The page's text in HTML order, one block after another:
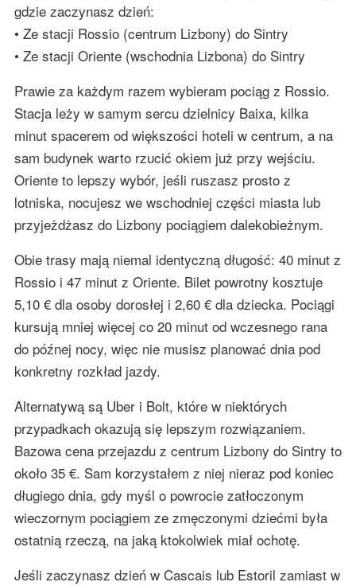
gdzie zaczynasz dzień:
• Ze stacji Rossio (centrum Lizbony) do Sintry
• Ze stacji Oriente (wschodnia Lizbona) do Sintry
Prawie za każdym razem wybieram pociąg z Rossio.
Stacja leży w samym sercu dzielnicy Baixa, kilka
minut spacerem od większości hoteli w centrum, a na
sam budynek warto rzucić okiem już przy wejściu.
Oriente to lepszy wybór, jeśli ruszasz prosto z
lotniska, nocujesz we wschodniej części miasta lub
przyjeżdżasz do Lizbony pociągiem dalekobieżnym.
Obie trasy mają niemal identyczną długość: 40 minut z
Rossio i 47 minut z Oriente. Bilet powrotny kosztuje
5,10 € dla osoby dorosłej i 2,60 € dla dziecka. Pociągi
kursują mniej więcej co 20 minut od wczesnego rana
do późnej nocy, więc nie musisz planować dnia pod
konkretny rozkład jazdy.
Alternatywą są Uber i Bolt, które w niektórych
przypadkach okazują się lepszym rozwiązaniem.
Bazowa cena przejazdu z centrum Lizbony do Sintry to
około 35 €. Sam korzystałem z niej nieraz pod koniec
długiego dnia, gdy myśl o powrocie zatłoczonym
wieczornym pociągiem ze zmęczonymi dziećmi była
ostatnią rzeczą, na jaką ktokolwiek miał ochotę.
Jeśli zaczynasz dzień w Cascais lub Estoril zamiast w